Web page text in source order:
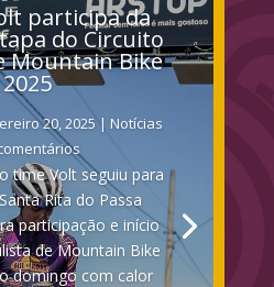
participa da
do Circuito
Mountain Bike
2025
20, 2025 | Notícias
time Volt seguiu para
Rita do Passa
participação e início
de Mountain Bike
domingo com calor